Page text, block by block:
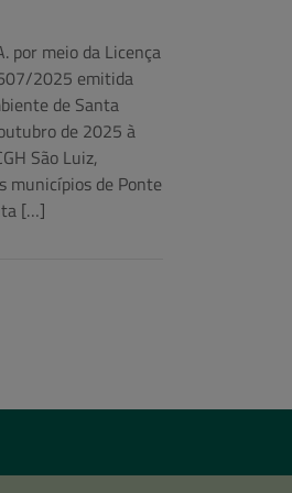
por meio da Licença
2025 emitida
de Santa
de 2025 à
São Luiz,
municípios de Ponte
[…]